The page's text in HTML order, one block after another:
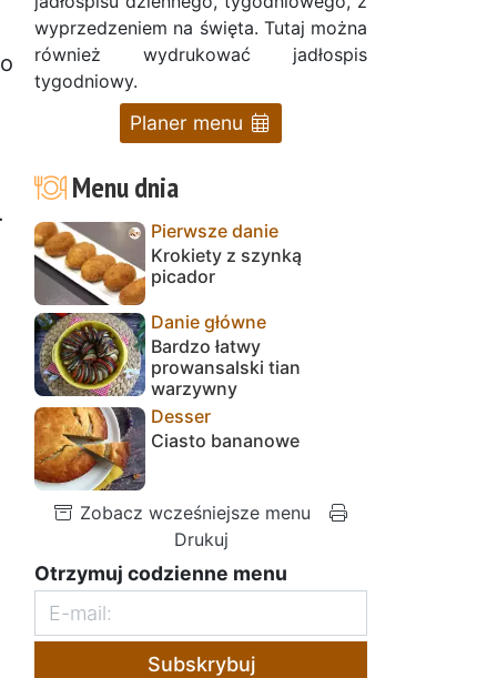
wyprzedzeniem na święta. Tutaj można
również wydrukować jadłospis
tygodniowy.
Planer menu
Menu dnia
Pierwsze danie
Krokiety z szynką
picador
Danie główne
Bardzo łatwy
prowansalski tian
warzywny
Desser
Ciasto bananowe
Zobacz wcześniejsze menu
Drukuj
Otrzymuj codzienne menu
Subskrybuj